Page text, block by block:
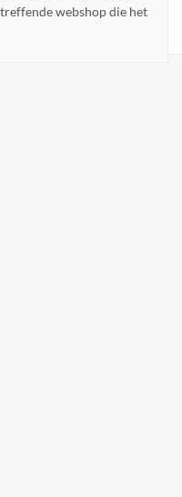
webshop die het